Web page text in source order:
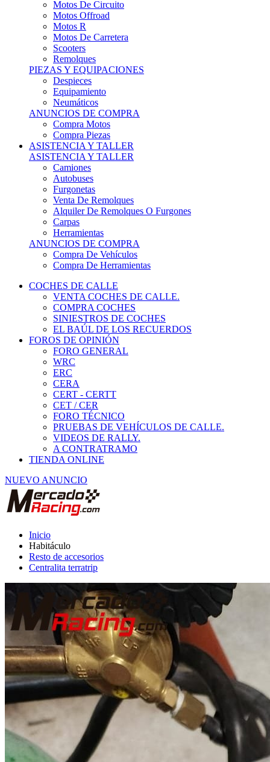
Motos R
Motos De Carretera
Scooters
Remolques
PIEZAS Y EQUIPACIONES
Despieces
Equipamiento
Neumáticos
ANUNCIOS DE COMPRA
Compra Motos
Compra Piezas
ASISTENCIA Y TALLER
ASISTENCIA Y TALLER
Camiones
Autobuses
Furgonetas
Venta De Remolques
Alquiler De Remolques O Furgones
Carpas
Herramientas
ANUNCIOS DE COMPRA
Compra De Vehículos
Compra De Herramientas
COCHES DE CALLE
VENTA COCHES DE CALLE.
COMPRA COCHES
SINIESTROS DE COCHES
EL BAÚL DE LOS RECUERDOS
FOROS DE OPINIÓN
FORO GENERAL
WRC
ERC
CERA
CERT - CERTT
CET / CER
FORO TÉCNICO
PRUEBAS DE VEHÍCULOS DE CALLE.
VIDEOS DE RALLY.
A CONTRATRAMO
TIENDA ONLINE
NUEVO ANUNCIO
Habitáculo
Resto de accesorios
Centralita terratrip